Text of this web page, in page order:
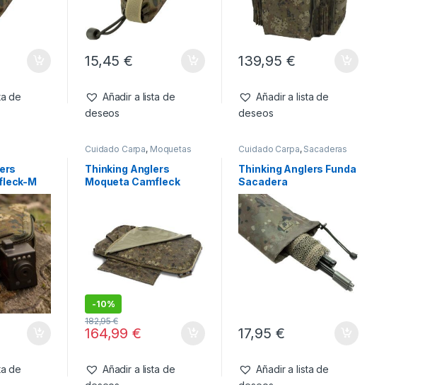
de
15,45€
Añadir a lista de
deseos
139,95 €
Añadir a lista de
deseos
M
de
Cuidado Carpa, Moquetas
Thinking Anglers
Moqueta Camfleck
-10%
164,99€
182,95€
Añadir a lista de
Cuidado Carpa, Sacaderas
Thinking Anglers Funda
Sacadera
17,95 €
Añadir a lista de